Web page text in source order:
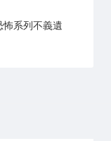
系列不義遺